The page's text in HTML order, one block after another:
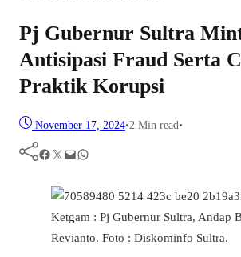
Pj Gubernur Sultra
Antisipasi Fraud Serta
Praktik Korupsi
November 17, 2024•2 Min read•
Facebook Twitter Mail WhatsApp
Ketgam : Pj Gubernur Sultra, Andap
Revianto. Foto : Diskominfo Sultra.